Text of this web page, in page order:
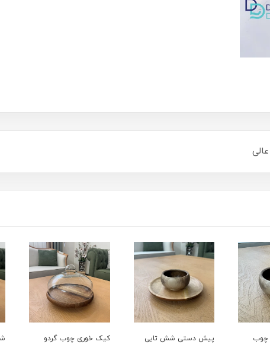
تایی
کیک خوری چوب گردو
شکلات خوری چوب گردو